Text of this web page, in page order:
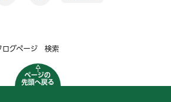
ログページ 検索
ページの
先頭へ戻る